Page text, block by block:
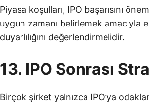
Piyasa koşulları, IPO başarısını
uygun zamanı belirlemek amacıyla
duyarlılığını değerlendirmelidir.
13. IPO Sonrası
Birçok şirket yalnızca IPO’ya